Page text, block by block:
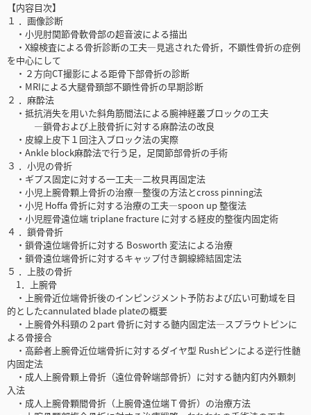
【内容目次】
１ ．画像診断
・小児肘関節骨軟骨部の超音波による描出
・X線検査による骨折診断の工夫—見逃された骨折，不顕性骨折の症例
を中心にして
・２方向CT撮影による距骨下部骨折の診断
・MRIによる大腿骨頚部不顕性骨折の早期診断
２ ．麻酔法
・抵抗消失を用いた斜角筋間法による腕神経叢ブロックの工夫
—鎖骨および上肢骨折に対する麻酔法の改良
・皮線上皮下１回注入ブロック法の実際
・Ankle block麻酔法で行う足，足関節部骨折の手術
３ ．小児の骨折
・ギプス固定に対する一工夫—二枚貝再固定法
・小児上腕骨顆上骨折の治療—整復の方法とcross pinning法
・小児 Hoffa 骨折に対する治療の工夫—spoon up 整復法
・小児脛骨遠位端 triplane fracture に対する経皮的整復内固定術
４ ．鎖骨骨折
・鎖骨遠位端骨折に対する Bosworth 変法による治療
・鎖骨遠位端骨折に対するキャップ付き鋼線締結固定法
５ ．上肢の骨折
1．上腕骨
・上腕骨近位端骨折後のインピンジメント予防および広い可動域を目
的としたcannulated blade plateの概要
・上腕骨外科頸の２part 骨折に対する髄内固定法—スプラウトピンに
よる骨接合
・高齢者上腕骨近位端骨折に対するダイヤ型 Rushピンによる逆行性髄
内固定法
・成人上腕骨顆上骨折（遠位骨幹端部骨折）に対する髄内釘内外顆刺
入法
・成人上腕骨顆間骨折（上腕骨遠位端Ｔ骨折）の治療方法